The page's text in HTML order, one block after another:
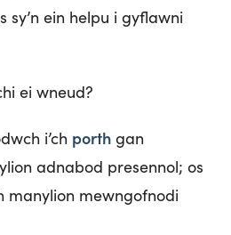
ein helpu i gyflawni
ei wneud?
i’ch porth gan
adnabod presennol; os
manylion mewngofnodi